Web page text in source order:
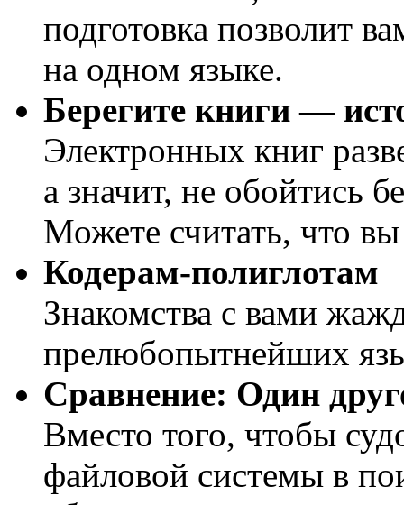
подготовка позволит
на одном языке.
Берегите книги —
Электронных книг
а значит, не обойтись
Можете считать, что
Кодерам-полиглотам
Знакомства с вами
прелюбопытнейших
Сравнение: Один
Вместо того, чтобы
файловой системы в